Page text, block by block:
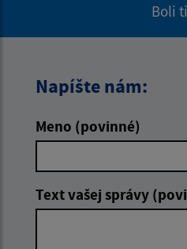
Boli
Napíšte nám:
Meno (povinné)
Text vašej správy